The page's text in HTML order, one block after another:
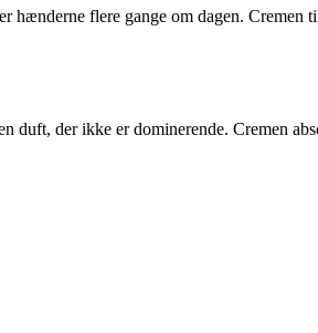
hænderne flere gange om dagen. Cremen
duft, der ikke er dominerende. Cremen